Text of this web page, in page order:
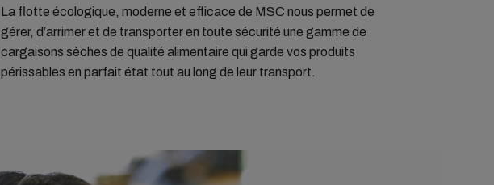
La flotte écologique, moderne et efficace de MSC nous permet de
gérer, d’arrimer et de transporter en toute sécurité une gamme de
cargaisons sèches de qualité alimentaire qui garde vos produits
périssables en parfait état tout au long de leur transport.